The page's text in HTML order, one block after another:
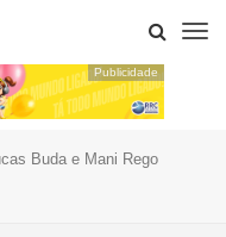
Publicidade
Buda e Mani Rego